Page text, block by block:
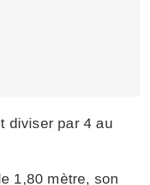
diviser par 4 au
1,80 mètre, son